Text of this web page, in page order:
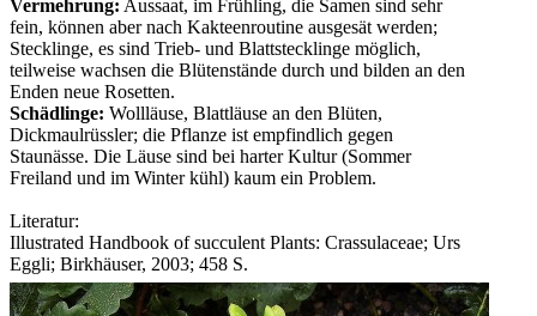
Vermehrung: Aussaat, im Frühling, die Samen sind sehr
fein, können aber nach Kakteenroutine ausgesät werden;
Stecklinge, es sind Trieb- und Blattstecklinge möglich,
teilweise wachsen die Blütenstände durch und bilden an den
Enden neue Rosetten.
Schädlinge: Wollläuse, Blattläuse an den Blüten,
Dickmaulrüssler; die Pflanze ist empfindlich gegen
Staunässe. Die Läuse sind bei harter Kultur (Sommer
Freiland und im Winter kühl) kaum ein Problem.
Literatur:
Illustrated Handbook of succulent Plants: Crassulaceae; Urs
Eggli; Birkhäuser, 2003; 458 S.